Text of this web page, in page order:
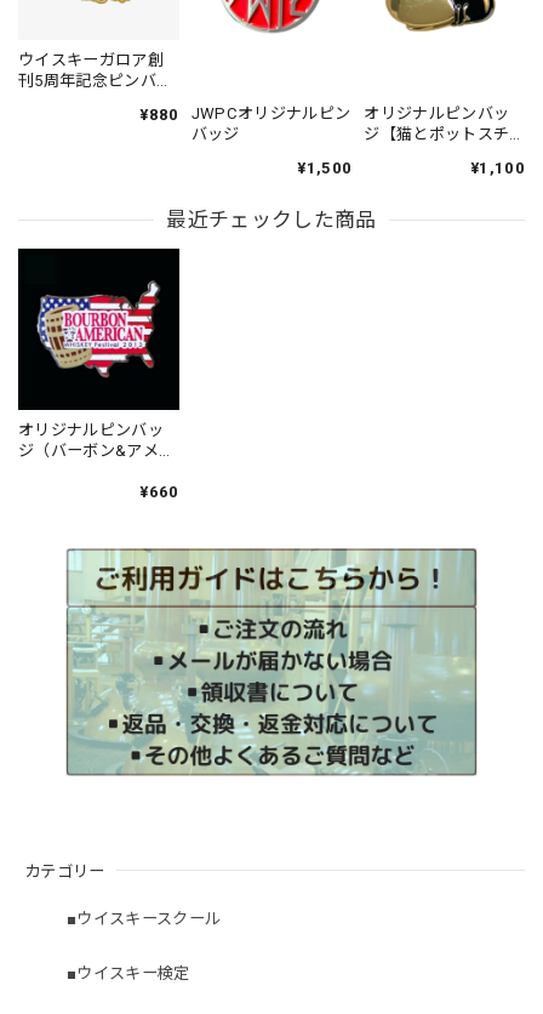
カテゴリー
■ウイスキースクール
■ウイスキー検定
ウイスキーガロア創
刊5周年記念ピンバッ
¥880
JWPCオリジナルピン
バッジ
¥1,500
オリジナルピンバッ
ジ【猫とポットスチ
¥1,100
最近チェックした商品
オリジナルピンバッ
ジ（バーボン&アメリ
スティバル2013）¥660